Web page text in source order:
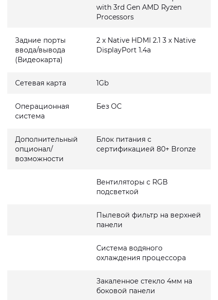
with 3rd Gen AMD Ryzen
Processors
Задние порты
ввода/вывода
(Видеокарта)
2 x Native HDMI 2.1 3 x Native
DisplayPort 1.4a
Сетевая карта 1Gb
Операционная
система
Без ОС
Дополнительный
опционал/
возможности
Блок питания с
сертификацией 80+ Bronze
Вентиляторы с RGB
подсветкой
Пылевой фильтр на верхней
панели
Система водяного
охлаждения процессора
Закаленное стекло 4мм на
боковой панели